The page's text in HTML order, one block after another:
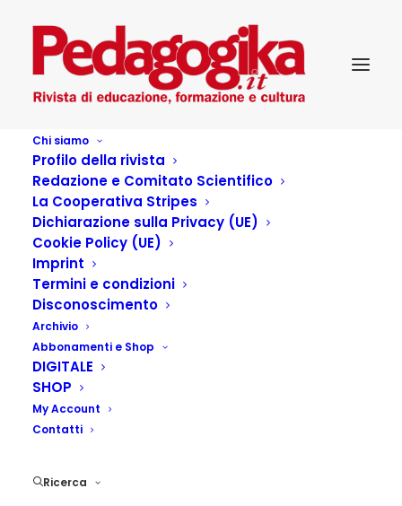
Chi siamo
Profilo della rivista
Redazione e Comitato Scientifico
La Cooperativa Stripes
Dichiarazione sulla Privacy (UE)
Cookie Policy (UE)
Imprint
Termini e condizioni
Disconoscimento
Archivio
Abbonamenti e Shop
DIGITALE
SHOP
My Account
Contatti
Ricerca
La direttività
dell’insegnante:
transazione e
intersoggettività tra